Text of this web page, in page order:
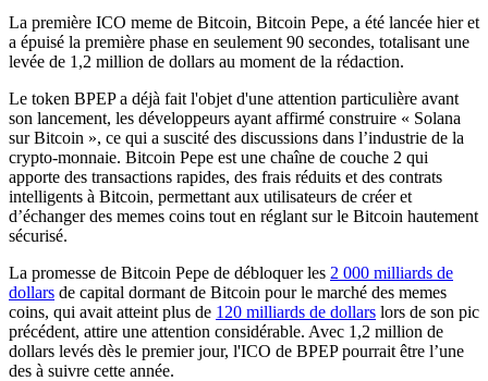
La première ICO meme de Bitcoin, Bitcoin Pepe, a été lancée hier et
a épuisé la première phase en seulement 90 secondes, totalisant une
levée de 1,2 million de dollars au moment de la rédaction.
Le token BPEP a déjà fait l'objet d'une attention particulière avant
son lancement, les développeurs ayant affirmé construire « Solana
sur Bitcoin », ce qui a suscité des discussions dans l’industrie de la
crypto-monnaie. Bitcoin Pepe est une chaîne de couche 2 qui
apporte des transactions rapides, des frais réduits et des contrats
intelligents à Bitcoin, permettant aux utilisateurs de créer et
d’échanger des memes coins tout en réglant sur le Bitcoin hautement
sécurisé.
La promesse de Bitcoin Pepe de débloquer les 2 000 milliards de
dollars de capital dormant de Bitcoin pour le marché des memes
coins, qui avait atteint plus de 120 milliards de dollars lors de son pic
précédent, attire une attention considérable. Avec 1,2 million de
dollars levés dès le premier jour, l'ICO de BPEP pourrait être l’une
des à suivre cette année.